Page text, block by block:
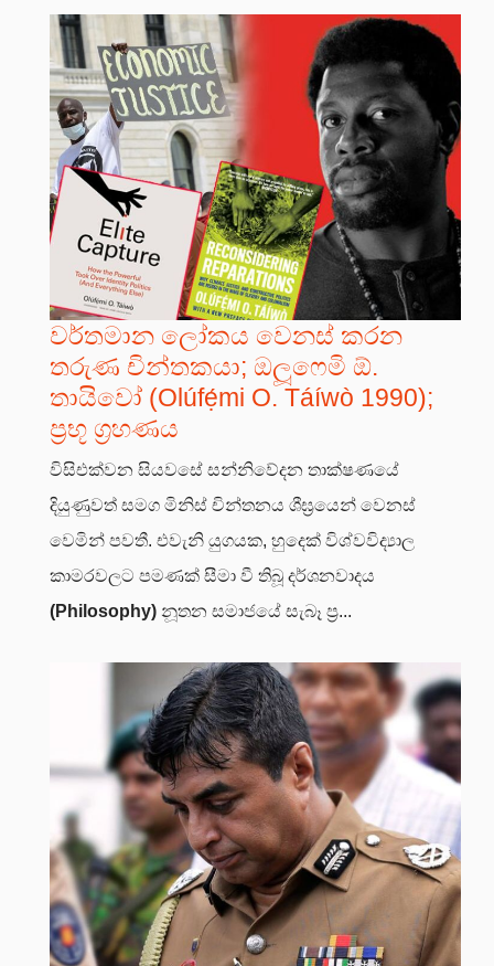
වර්තමාන ලෝකය වෙනස් කරන
තරුණ චින්තකයා; ඔලූෆෙමි ඕ.
තායිවෝ (Olúfẹ́mi O. Táíwò 1990);
ප්‍රභූ ග්‍රහණය
විසිඑක්වන සියවසේ සන්නිවේදන තාක්ෂණයේ
දියුණුවත් සමග මිනිස් චින්තනය ශීඝ්‍රයෙන් වෙනස්
වෙමින් පවතී. එවැනි යුගයක, හුදෙක් විශ්වවිද්‍යාල
කාමරවලට පමණක් සීමා වී තිබූ දර්ශනවාදය
(Philosophy) නූතන සමාජයේ සැබෑ ප්‍ර...